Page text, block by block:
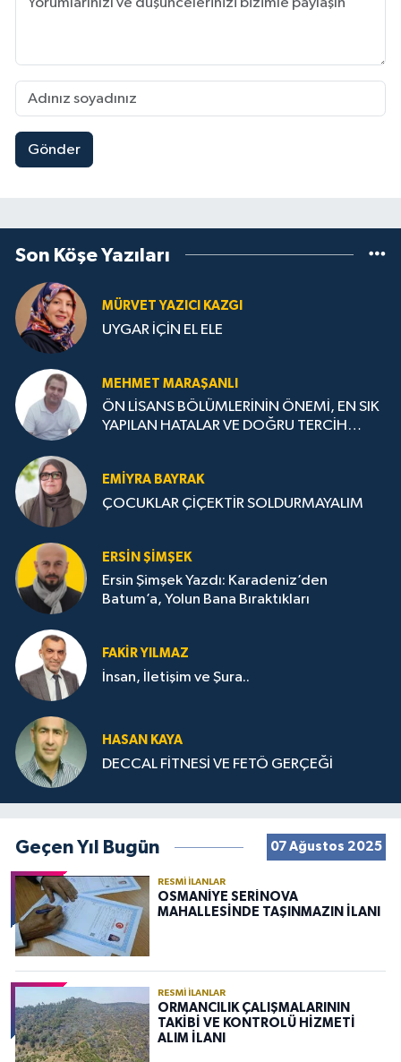
Gönder
Son Köşe Yazıları
MÜRVET YAZICI KAZGI
UYGAR İÇİN EL ELE
MEHMET MARAŞANLI
ÖN LİSANS BÖLÜMLERİNİN ÖNEMİ, EN SIK
YAPILAN HATALAR VE DOĞRU TERCİH
EMIYRA BAYRAK
ÇOCUKLAR ÇİÇEKTİR SOLDURMAYALIM
ERSIN ŞIMŞEK
Ersin Şimşek Yazdı: Karadeniz’den
Batum’a, Yolun Bana Bıraktıkları
FAKIR YILMAZ
İnsan, İletişim ve Şura..
HASAN KAYA
DECCAL FİTNESİ VE FETÖ GERÇEĞİ
Geçen Yıl Bugün 07 Ağustos 2025
RESMI İLANLAR
OSMANİYE SERİNOVA
MAHALLESİNDE TAŞINMAZIN İLANI
RESMI İLANLAR
ORMANCILIK ÇALIŞMALARININ
TAKİBİ VE KONTROLÜ HİZMETİ
ALIM İLANI